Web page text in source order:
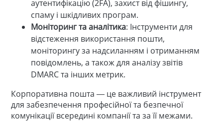
аутентифікацію (2FA), захист від фішингу,
спаму і шкідливих програм.
Моніторинг та аналітика: Інструменти для
відстеження використання пошти,
моніторингу за надсиланням і отриманням
повідомлень, а також для аналізу звітів
DMARC та інших метрик.
Корпоративна пошта — це важливий інструмент
для забезпечення професійної та безпечної
комунікації всередині компанії та за її межами.